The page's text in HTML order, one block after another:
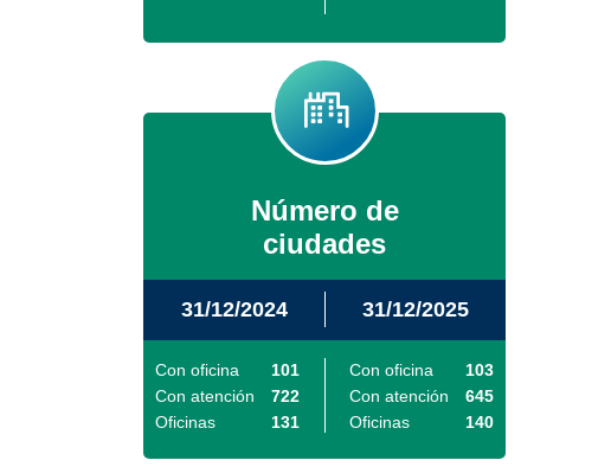
Número de
ciudades
31/12/2024 31/12/2025
Con oficina
101
Con atención
722
Oficinas
131
Con oficina
103
Con atención
645
Oficinas
140